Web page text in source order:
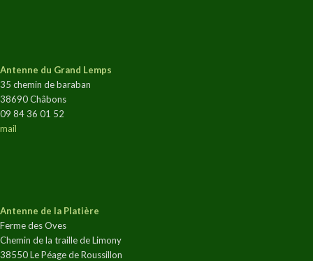
Antenne du Grand Lemps
35 chemin de baraban
38690 Châbons
09 84 36 01 52
mail
Antenne de la Platière
Ferme des Oves
Chemin de la traille de Limony
38550 Le Péage de Roussillon